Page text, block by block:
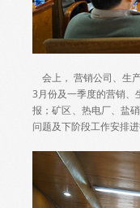
会上， 营销公司、生
3月份及一季度的营销、
报；矿区、热电厂、盐
问题及下阶段工作安排进